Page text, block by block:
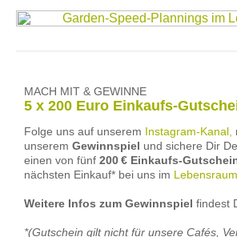
MACH MIT & GEWINNE
5 x 200 Euro Einkaufs-
Folge uns auf unserem Instagram-Kanal,
unserem Gewinnspiel und sichere Dir
einen von fünf 200 € Einkaufs-
nächsten Einkauf* bei uns im
Weitere Infos zum Gewinnspiel findest
*(Gutschein gilt nicht für unsere Cafés,